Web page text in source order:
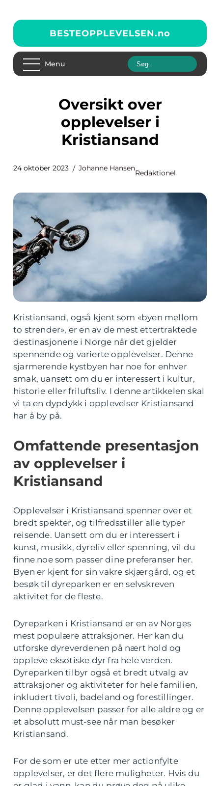
BESTEOPPLEVELSEN.no
Menu
Oversikt over
opplevelser i
Kristiansand
24 oktober 2023 Johanne Hansen
Redaktionel
Kristiansand, også kjent som «byen mellom
to strender», er en av de mest ettertraktede
destinasjonene i Norge når det gjelder
spennende og varierte opplevelser. Denne
sjarmerende kystbyen har noe for enhver
smak, uansett om du er interessert i kultur,
historie eller friluftsliv. I denne artikkelen skal
vi ta en dypdykk i opplevelser Kristiansand
har å by på.
Omfattende presentasjon
av opplevelser i
Kristiansand
Opplevelser i Kristiansand spenner over et
bredt spekter, og tilfredsstiller alle typer
reisende. Uansett om du er interessert i
kunst, musikk, dyreliv eller spenning, vil du
finne noe som passer dine preferanser her.
Byen er kjent for sin vakre skjærgård, og et
besøk til dyreparken er en selvskreven
aktivitet for de fleste.
Dyreparken i Kristiansand er en av Norges
mest populære attraksjoner. Her kan du
utforske dyreverdenen på nært hold og
oppleve eksotiske dyr fra hele verden.
Dyreparken tilbyr også et bredt utvalg av
attraksjoner og aktiviteter for hele familien,
inkludert tivoli, badeland og forestillinger.
Denne opplevelsen passer for alle aldre og er
et absolutt must-see når man besøker
Kristiansand.
For de som er ute etter mer actionfylte
opplevelser, er det flere muligheter. Hvis du